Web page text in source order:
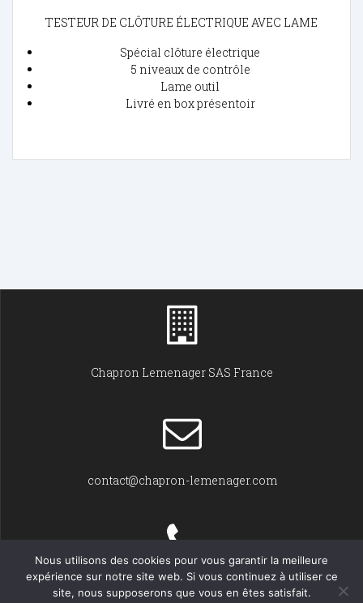
TESTEUR DE CLÔTURE ÉLECTRIQUE AVEC LAME
Spécial clôture électrique
5 niveaux de contrôle
Lame outil
Livré en box présentoir
Chapron Lemenager SAS France
contact@chapron-lemenager.com
+33 (0)2 31 22 02 55
Nous utilisons des cookies pour vous garantir la meilleure
expérience sur notre site web. Si vous continuez à utiliser ce
site, nous supposerons que vous en êtes satisfait.